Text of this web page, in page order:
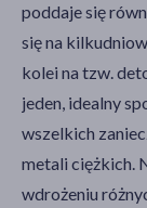
poddaje się
się na
kolei na tzw.
jeden, idealny
wszelkich
metali ciężkich.
wdrożeniu